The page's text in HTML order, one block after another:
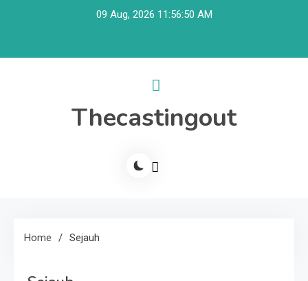
09 Aug, 2026 11:56:50 AM
Thecastingout
Home Sejauh